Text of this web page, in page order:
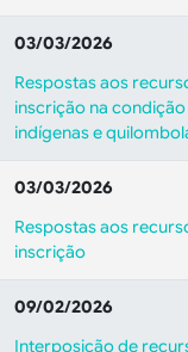
03/03/2026
Respostas aos
inscrição na
indígenas e
03/03/2026
Respostas aos
inscrição
09/02/2026
Interposição de